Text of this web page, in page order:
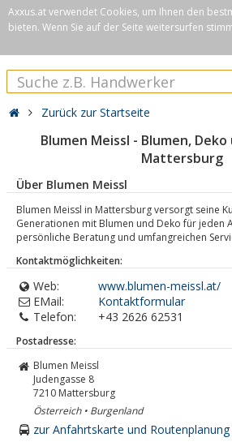
Axxus.at verwendet Cookies, um Ihnen den
bieten. Wenn Sie auf der Seite weitersurfen
Zurück zur Startseite
Blumen Meissl - Blumen,
Mattersburg
Über Blumen Meissl
Blumen Meissl in Mattersburg versorgt seine
Generationen mit Blumen und Deko für jeden
persönliche Beratung und umfangreichen
Kontaktmöglichkeiten:
Web:
www.blumen-meissl.at/
EMail:
Kontaktformular
Telefon:
+43 2626 62531
Postadresse:
Blumen Meissl
Judengasse 8
7210 Mattersburg
Österreich • Burgenland
zur Anfahrtskarte und Routenplanung